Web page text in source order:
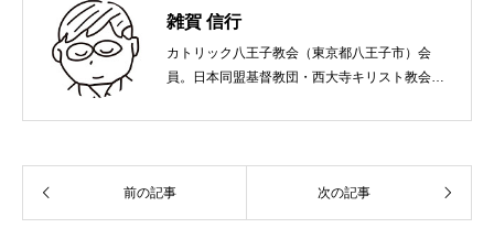
雑賀 信行
カトリック八王子教会（東京都八王子市）会
員。日本同盟基督教団・西大寺キリスト教会
れ。関西学院大学社会学部卒業。９０年代、い
て、雜賀編集工房として独立。
前の記事 次の記事